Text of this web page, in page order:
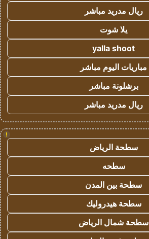
ريال مدريد مباشر
يلا شوت
yalla shoot
مباريات اليوم مباشر
برشلونة مباشر
ريال مدريد مباشر
!
سطحة الرياض
سطحه
سطحة بين المدن
سطحة هيدروليك
سطحة شمال الرياض